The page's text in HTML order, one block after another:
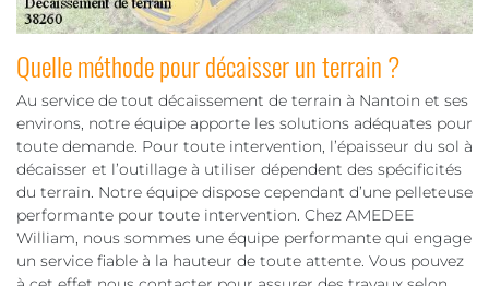
Quelle méthode pour décaisser un terrain ?
Au service de tout décaissement de terrain à Nantoin et ses
environs, notre équipe apporte les solutions adéquates pour
toute demande. Pour toute intervention, l’épaisseur du sol à
décaisser et l’outillage à utiliser dépendent des spécificités
du terrain. Notre équipe dispose cependant d’une pelleteuse
performante pour toute intervention. Chez AMEDEE
William, nous sommes une équipe performante qui engage
un service fiable à la hauteur de toute attente. Vous pouvez